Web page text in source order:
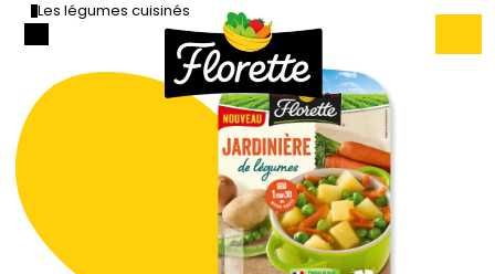
Les légumes cuisinés